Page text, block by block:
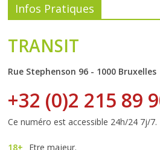
Infos Pratiques
TRANSIT
Rue Stephenson 96 - 1000 Bruxelles
+32 (0)2 215 89
Ce numéro est accessible 24h/24 7j/7.
18+
Etre majeur.